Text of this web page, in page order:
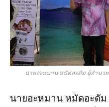
นายอะหมาน หมัดอะดัม ผู้อำนว
นายอะหมาน หมัดอะดั